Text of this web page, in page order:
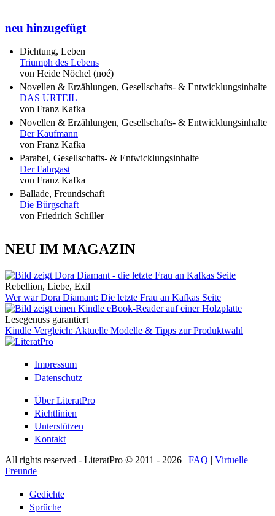
neu hinzugefügt
Dichtung, Leben
Triumph des Lebens
von Heide Nöchel (noé)
Novellen & Erzählungen, Gesellschafts- & Entwicklungsinhalte
DAS URTEIL
von Franz Kafka
Novellen & Erzählungen, Gesellschafts- & Entwicklungsinhalte
Der Kaufmann
von Franz Kafka
Parabel, Gesellschafts- & Entwicklungsinhalte
Der Fahrgast
von Franz Kafka
Ballade, Freundschaft
Die Bürgschaft
von Friedrich Schiller
NEU IM MAGAZIN
Rebellion, Liebe, Exil
Wer war Dora Diamant: Die letzte Frau an Kafkas Seite
Lesegenuss garantiert
Kindle Vergleich: Aktuelle Modelle & Tipps zur Produktwahl
Impressum
Datenschutz
Über LiteratPro
Richtlinien
Unterstützen
Kontakt
All rights reserved - LiteratPro © 2011 - 2026 | FAQ | Virtuelle
Freunde
Gedichte
Sprüche